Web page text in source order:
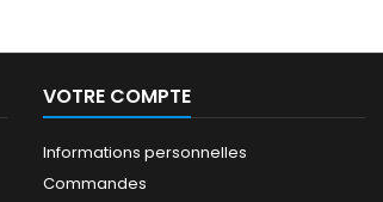
VOTRE COMPTE
Informations personnelles
Commandes